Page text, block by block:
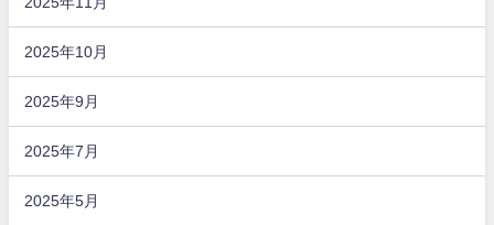
2025年10月
2025年9月
2025年7月
2025年5月